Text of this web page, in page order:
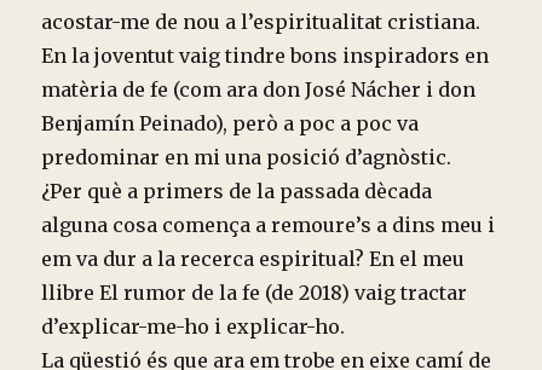
acostar-me de nou a l’espiritualitat cristiana.
En la joventut vaig tindre bons inspiradors en
matèria de fe (com ara don José Nácher i don
Benjamín Peinado), però a poc a poc va
predominar en mi una posició d’agnòstic.
¿Per què a primers de la passada dècada
alguna cosa comença a remoure’s a dins meu i
em va dur a la recerca espiritual? En el meu
llibre El rumor de la fe (de 2018) vaig tractar
d’explicar-me-ho i explicar-ho.
La qüestió és que ara em trobe en eixe camí de